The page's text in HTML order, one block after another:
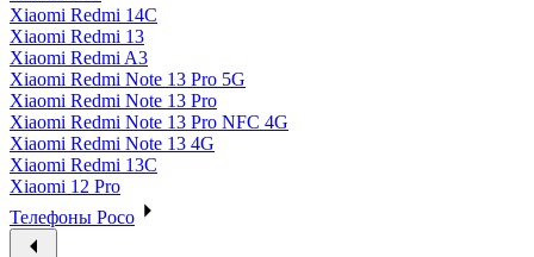
Xiaomi Redmi 14C
Xiaomi Redmi 13
Xiaomi Redmi A3
Xiaomi Redmi Note 13 Pro 5G
Xiaomi Redmi Note 13 Pro
Xiaomi Redmi Note 13 Pro NFC 4G
Xiaomi Redmi Note 13 4G
Xiaomi Redmi 13C
Xiaomi 12 Pro
Телефоны Poco